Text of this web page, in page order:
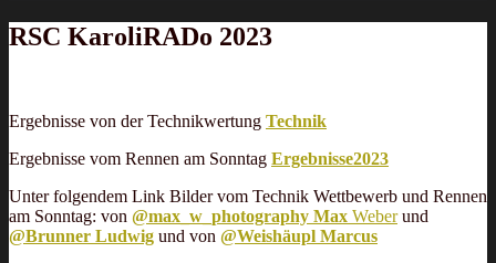
RSC KaroliRADo 2023
Ergebnisse von der Technikwertung Technik
Ergebnisse vom Rennen am Sonntag Ergebnisse2023
Unter folgendem Link Bilder vom Technik Wettbewerb und Rennen
am Sonntag: von @max_w_photography Max Weberund
@Brunner Ludwig und von @Weishäupl Marcus